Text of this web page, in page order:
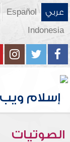
عربي Español
Indonesia
الصوتيات